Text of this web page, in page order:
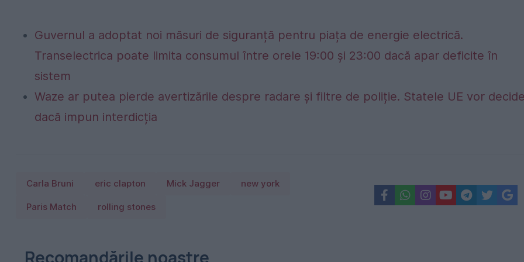
Guvernul a adoptat noi măsuri de siguranță pentru piața de energie electrică.
Transelectrica poate limita consumul între orele 19:00 și 23:00 dacă apar deficite în
sistem
Waze ar putea pierde avertizările despre radare și filtre de poliție. Statele UE vor
dacă impun interdicția
Carla Bruni eric clapton Mick Jagger new york
Paris Match rolling stones
Recomandările noastre